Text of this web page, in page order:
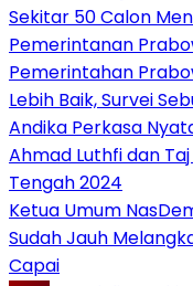
Sekitar 50 Calon
Pemerintanan
Pemerintahan
Lebih Baik, Survei
Andika Perkasa
Ahmad Luthfi dan
Tengah 2024
Ketua Umum
Sudah Jauh
Capai